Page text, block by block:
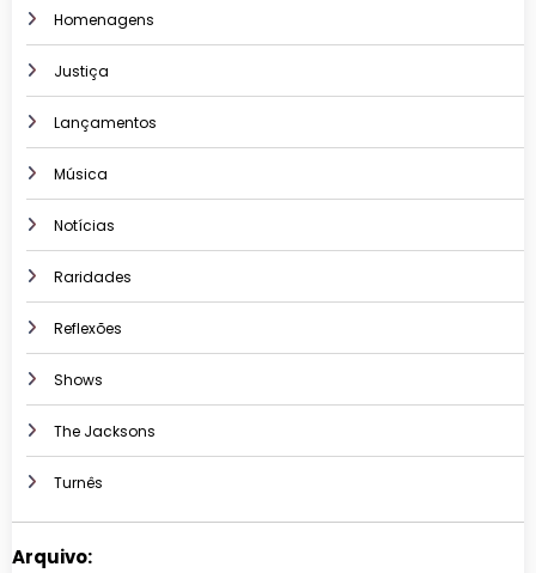
Homenagens
Justiça
Lançamentos
Música
Notícias
Raridades
Reflexões
Shows
The Jacksons
Turnês
Arquivo: